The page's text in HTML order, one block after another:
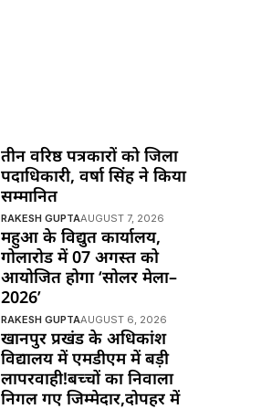
तीन वरिष्ठ पत्रकारों को जिला
पदाधिकारी, वर्षा सिंह ने किया
सम्मानित
RAKESH GUPTAAUGUST 7, 2026
महुआ के विद्युत कार्यालय,
गोलारोड में 07 अगस्त को
आयोजित होगा ‘सोलर मेला–
2026’
RAKESH GUPTAAUGUST 6, 2026
खानपुर प्रखंड के अधिकांश
विद्यालय में एमडीएम में बड़ी
लापरवाही!बच्चों का निवाला
निगल गए जिम्मेदार,दोपहर में